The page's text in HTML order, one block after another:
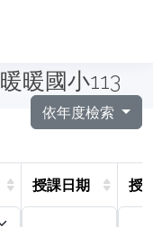
暖暖國小113
依年度檢索
授課日期 授